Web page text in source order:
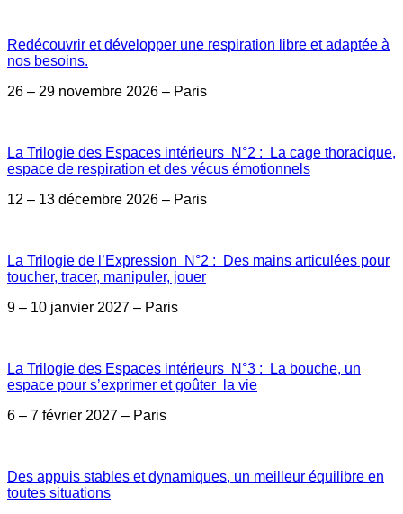
Redécouvrir et développer une respiration libre et adaptée à
nos besoins.
26 – 29 novembre 2026 – Paris
La Trilogie des Espaces intérieurs N°2 : La cage thoracique,
espace de respiration et des vécus émotionnels
12 – 13 décembre 2026 – Paris
La Trilogie de l’Expression N°2 : Des mains articulées pour
toucher, tracer, manipuler, jouer
9 – 10 janvier 2027 – Paris
La Trilogie des Espaces intérieurs N°3 : La bouche, un
espace pour s’exprimer et goûter la vie
6 – 7 février 2027 – Paris
Des appuis stables et dynamiques, un meilleur équilibre en
toutes situations